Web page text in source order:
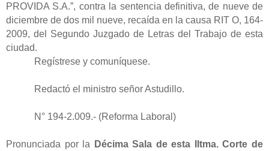
PROVIDA S.A.”, contra la sentencia definitiva, de nueve de
diciembre de dos mil nueve, recaída en la causa RIT O, 164-
2009, del Segundo Juzgado de Letras del Trabajo de esta
ciudad.
Regístrese y comuníquese.
Redactó el ministro señor Astudillo.
N° 194-2.009.- (Reforma Laboral)
Pronunciada por la
Décima Sala de esta Iltma. Corte de